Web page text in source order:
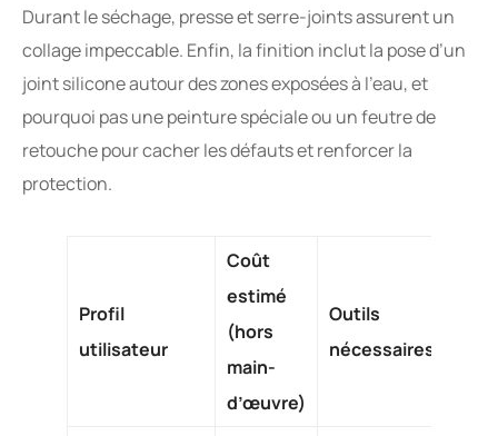
Durant le séchage, presse et serre-joints assurent un
collage impeccable. Enfin, la finition inclut la pose d’un
joint silicone autour des zones exposées à l’eau, et
pourquoi pas une peinture spéciale ou un feutre de
retouche pour cacher les défauts et renforcer la
protection.
Profil
utilisateur
Coût
estimé
(hors
main-
d’œuvre)
Outils
nécessaires